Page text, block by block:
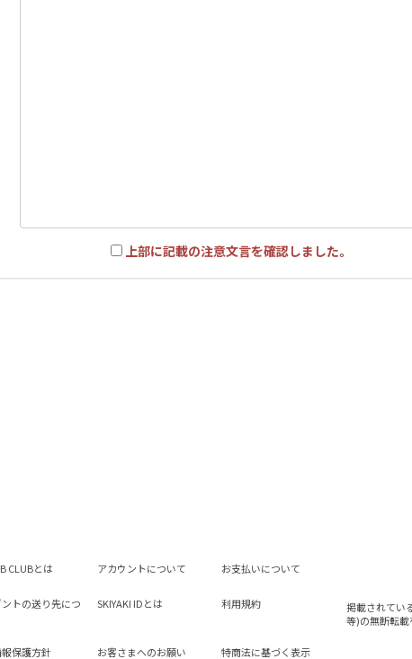
上部に記載の注意文言を確認しました。
CLUBとは アカウントについて お支払いについて
トの送り先につ
SKIYAKI IDとは 利用規約
保護方針 お客さまへのお願い 特商法に基づく表示
掲載されてい
等)の無断転載